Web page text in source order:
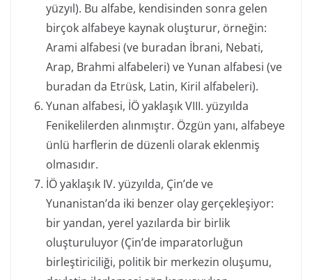
yüzyıl). Bu alfabe, kendisinden sonra gelen
birçok alfabeye kaynak oluşturur, örneğin:
Arami alfabesi (ve buradan İbrani, Nebati,
Arap, Brahmi alfabeleri) ve Yunan alfabesi (ve
buradan da Etrüsk, Latin, Kiril alfabeleri).
Yunan alfabesi, İÖ yaklaşık VIII. yüzyılda
Fenikelilerden alınmıştır. Özgün yanı, alfabeye
ünlü harflerin de düzenli olarak eklenmiş
olmasıdır.
İÖ yaklaşık IV. yüzyılda, Çin’de ve
Yunanistan’da iki benzer olay gerçekleşiyor:
bir yandan, yerel yazılarda bir birlik
oluşturuluyor (Çin’de imparatorluğun
birleştiriciliği, politik bir merkezin oluşumu,